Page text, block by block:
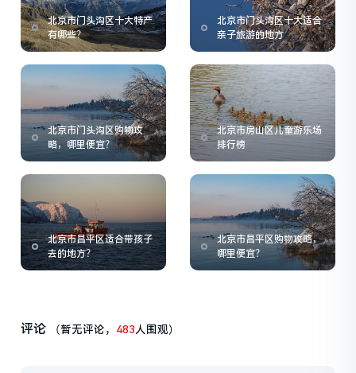
北京市门头沟区十大特产
有哪些？
北京市门头沟区十大适合
亲子旅游的地方
北京市门头沟区购物攻
略，哪里便宜？
北京市房山区儿童游乐场
排行榜
北京市昌平区适合带孩子
去的地方？
北京市昌平区购物攻略，
哪里便宜？
评论 （暂无评论， 483人围观）